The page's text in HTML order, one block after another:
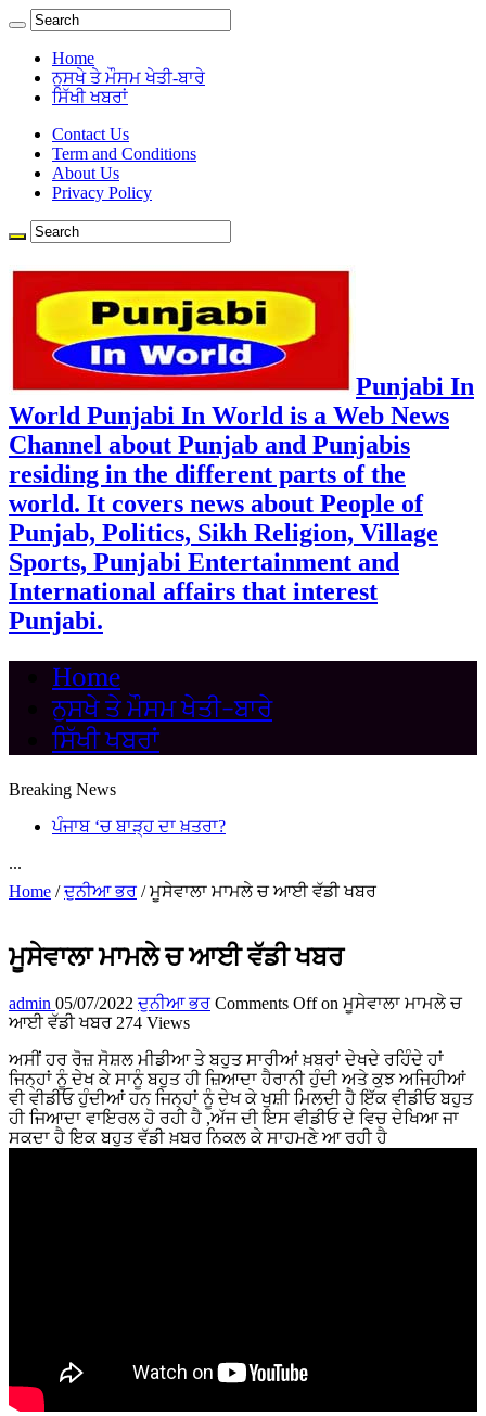
Home
ਨੁਸਖੇ ਤੇ ਮੌਸਮ ਖੇਤੀ-ਬਾਰੇ
ਸਿੱਖੀ ਖਬਰਾਂ
Contact Us
Term and Conditions
About Us
Privacy Policy
Punjabi In
World Punjabi In World is a Web News
Channel about Punjab and Punjabis
residing in the different parts of the
world. It covers news about People of
Punjab, Politics, Sikh Religion, Village
Sports, Punjabi Entertainment and
International affairs that interest
Punjabi.
Home
ਨੁਸਖੇ ਤੇ ਮੌਸਮ ਖੇਤੀ-ਬਾਰੇ
ਸਿੱਖੀ ਖਬਰਾਂ
Breaking News
ਪੰਜਾਬ ‘ਚ ਬਾੜ੍ਹ ਦਾ ਖ਼ਤਰਾ?
...
Home / ਦੁਨੀਆ ਭਰ / ਮੂਸੇਵਾਲਾ ਮਾਮਲੇ ਚ ਆਈ ਵੱਡੀ ਖਬਰ
ਮੂਸੇਵਾਲਾ ਮਾਮਲੇ ਚ ਆਈ ਵੱਡੀ ਖਬਰ
admin 05/07/2022 ਦੁਨੀਆ ਭਰ Comments Offon ਮੂਸੇਵਾਲਾ ਮਾਮਲੇ ਚ
ਆਈ ਵੱਡੀ ਖਬਰ 274 Views
ਅਸੀਂ ਹਰ ਰੋਜ਼ ਸੋਸ਼ਲ ਮੀਡੀਆ ਤੇ ਬਹੁਤ ਸਾਰੀਆਂ ਖ਼ਬਰਾਂ ਦੇਖਦੇ ਰਹਿੰਦੇ ਹਾਂ
ਜਿਨ੍ਹਾਂ ਨੂੰ ਦੇਖ ਕੇ ਸਾਨੂੰ ਬਹੁਤ ਹੀ ਜ਼ਿਆਦਾ ਹੈਰਾਨੀ ਹੁੰਦੀ ਅਤੇ ਕੁਝ ਅਜਿਹੀਆਂ
ਵੀ ਵੀਡੀਓ ਹੁੰਦੀਆਂ ਹਨ ਜਿਨ੍ਹਾਂ ਨੂੰ ਦੇਖ ਕੇ ਖੁਸ਼ੀ ਮਿਲਦੀ ਹੈ ਇੱਕ ਵੀਡੀਓ ਬਹੁਤ
ਹੀ ਜਿਆਦਾ ਵਾਇਰਲ ਹੋ ਰਹੀ ਹੈ ,ਅੱਜ ਦੀ ਇਸ ਵੀਡੀਓ ਦੇ ਵਿਚ ਦੇਖਿਆ ਜਾ
ਸਕਦਾ ਹੈ ਇਕ ਬਹੁਤ ਵੱਡੀ ਖ਼ਬਰ ਨਿਕਲ ਕੇ ਸਾਹਮਣੇ ਆ ਰਹੀ ਹੈ